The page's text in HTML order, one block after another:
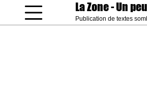
La Zone- Un
Publication de textes